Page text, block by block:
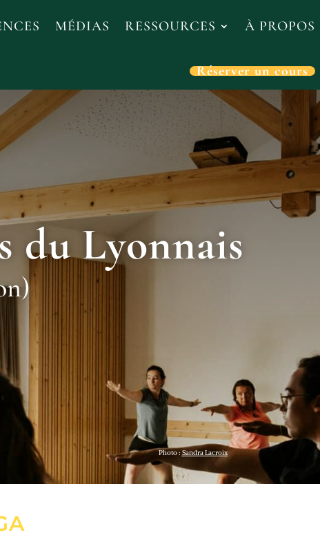
MÉDIAS RESSOURCES À PROPOS
Réserver un cours
du Lyonnais
Photo : Sandra Lacroix